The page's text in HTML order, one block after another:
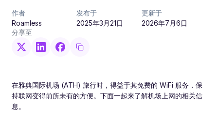
作者
Roamless
发布于
2025年3月21日
更新于
2026年7月6日
分享至
在雅典国际机场 (ATH) 旅行时，得益于其免费的 WiFi 服务，保
持联网变得前所未有的方便。下面一起来了解机场上网的相关信
息。